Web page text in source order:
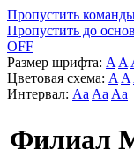
Пропустить
Пропустить до
OFF
Размер шрифта: A A
Цветовая схема: A A
Интервал: Aa Aa Aa
Филиал